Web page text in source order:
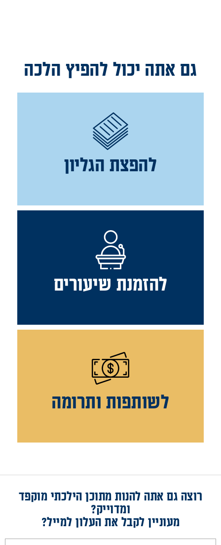
גם אתה יכול להפיץ הלכה
להפצת הגליון
להזמנת שיעורים
לשותפות ותרומה
רוצה גם אתה להנות מתוכן הילכתי מוקפד
ומדוייק?
מעוניין לקבל את העלון למייל?